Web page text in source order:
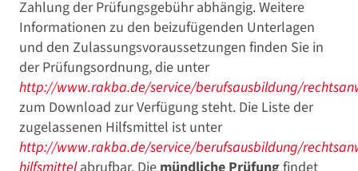
Zahlung der Prüfungsgebühr abhängig. Weitere
Informationen zu den beizufügenden Unterlagen
und den Zulassungsvoraussetzungen finden Sie in
der Prüfungsordnung, die unter
http://www.rakba.de/service/berufsausbildung/
zum Download zur Verfügung steht. Die Liste der
zugelassenen Hilfsmittel ist unter
http://www.rakba.de/service/berufsausbildung/